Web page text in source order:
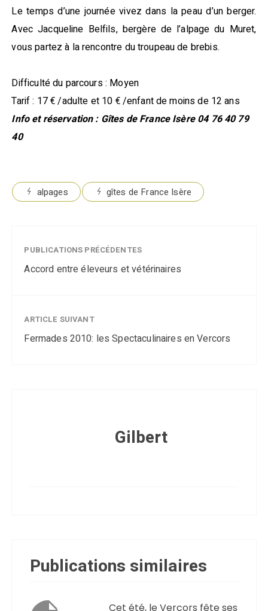
Le temps d’une journée vivez dans la peau d’un berger.
Avec Jacqueline Belfils, bergère de l’alpage du Muret,
vous partez à la rencontre du troupeau de brebis.
Difficulté du parcours : Moyen
Tarif : 17 € /adulte et 10 € /enfant de moins de 12 ans
Info et réservation : Gîtes de France Isère 04 76 40 79
40
alpages gîtes de France Isère
PUBLICATIONS PRÉCÉDENTES
Accord entre éleveurs et vétérinaires
ARTICLE SUIVANT
Fermades 2010: les Spectaculinaires en Vercors
Gilbert
Publications similaires
Cet été, le Vercors fête ses